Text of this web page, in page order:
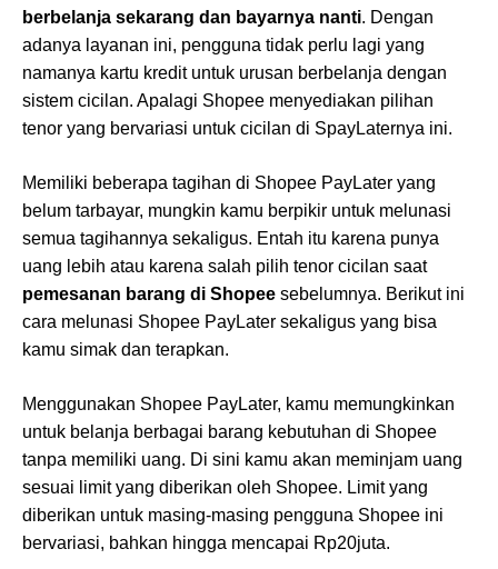
berbelanja sekarang dan bayarnya nanti. Dengan
adanya layanan ini, pengguna tidak perlu lagi yang
namanya kartu kredit untuk urusan berbelanja dengan
sistem cicilan. Apalagi Shopee menyediakan pilihan
tenor yang bervariasi untuk cicilan di SpayLaternya ini.
Memiliki beberapa tagihan di Shopee PayLater yang
belum tarbayar, mungkin kamu berpikir untuk melunasi
semua tagihannya sekaligus. Entah itu karena punya
uang lebih atau karena salah pilih tenor cicilan saat
pemesanan barang di Shopee sebelumnya. Berikut ini
cara melunasi Shopee PayLater sekaligus yang bisa
kamu simak dan terapkan.
Menggunakan Shopee PayLater, kamu memungkinkan
untuk belanja berbagai barang kebutuhan di Shopee
tanpa memiliki uang. Di sini kamu akan meminjam uang
sesuai limit yang diberikan oleh Shopee. Limit yang
diberikan untuk masing-masing pengguna Shopee ini
bervariasi, bahkan hingga mencapai Rp20juta.